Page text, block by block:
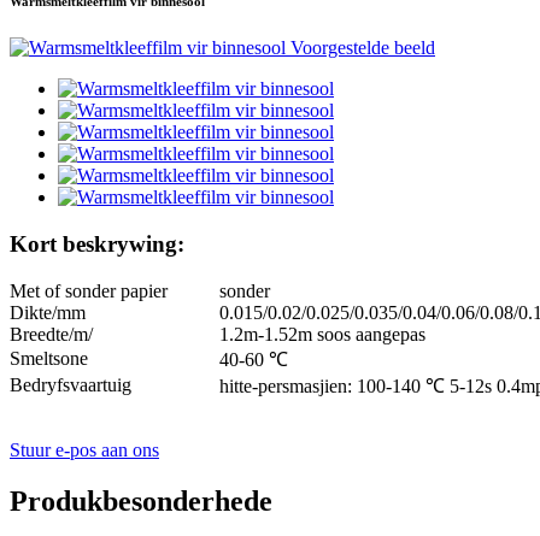
Kort beskrywing:
Met of sonder papier
sonder
Dikte/mm
0.015/0.02/0.025/0.035/0.04/0.06/0.08/
Breedte/m/
1.2m-1.52m soos aangepas
Smeltsone
40-60 ℃
Bedryfsvaartuig
hitte-persmasjien: 100-140 ℃ 5-12s
Stuur e-pos aan ons
Produkbesonderhede